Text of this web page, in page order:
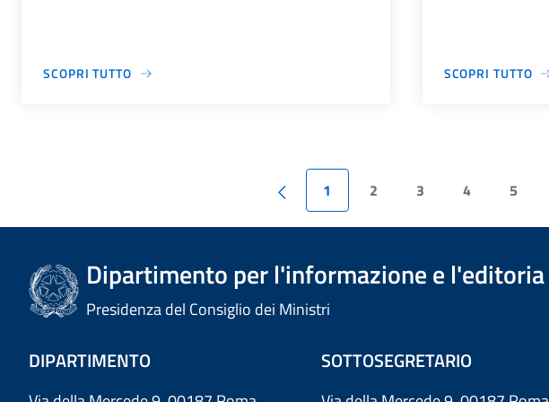
SCOPRI TUTTO SCOPRI TUTTO
1 2 3 4 5
Dipartimento per l'informazione e l'editoria
Presidenza del Consiglio dei Ministri
DIPARTIMENTO SOTTOSEGRETARIO